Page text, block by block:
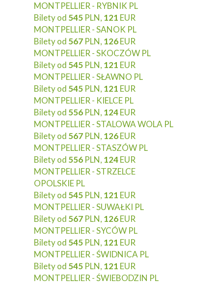
MONTPELLIER - RYBNIK PL
Bilety od 545 PLN, 121 EUR
MONTPELLIER - SANOK PL
Bilety od 567 PLN, 126EUR
MONTPELLIER - SKOCZÓW PL
Bilety od 545 PLN, 121 EUR
MONTPELLIER - SŁAWNO PL
Bilety od 545 PLN, 121 EUR
MONTPELLIER - KIELCE PL
Bilety od 556 PLN, 124EUR
MONTPELLIER - STALOWA WOLA PL
Bilety od 567 PLN, 126EUR
MONTPELLIER - STASZÓW PL
Bilety od 556 PLN, 124EUR
MONTPELLIER - STRZELCE
OPOLSKIE PL
Bilety od 545 PLN, 121 EUR
MONTPELLIER - SUWAŁKI PL
Bilety od 567 PLN, 126EUR
MONTPELLIER - SYCÓW PL
Bilety od 545 PLN, 121 EUR
MONTPELLIER - ŚWIDNICA PL
Bilety od 545 PLN, 121 EUR
MONTPELLIER - ŚWIEBODZIN PL